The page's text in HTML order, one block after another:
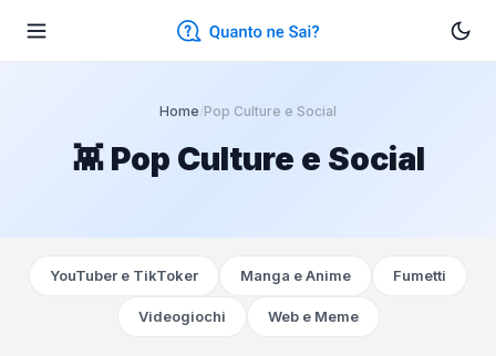
Home/Pop Culture e Social
👾 Pop Culture e Social
YouTuber e TikToker Manga e Anime Fumetti
Videogiochi Web e Meme